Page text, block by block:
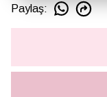
Paylaş: